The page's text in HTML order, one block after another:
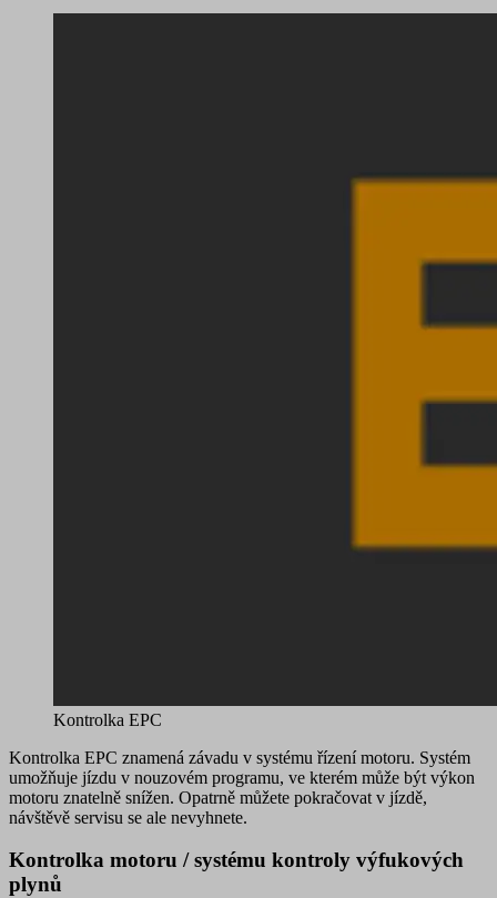
Kontrolka EPC
Kontrolka EPC znamená závadu v systému řízení motoru. Systém
umožňuje jízdu v nouzovém programu, ve kterém může být výkon
motoru znatelně snížen. Opatrně můžete pokračovat v jízdě,
návštěvě servisu se ale nevyhnete.
Kontrolka motoru / systému kontroly výfukových
plynů